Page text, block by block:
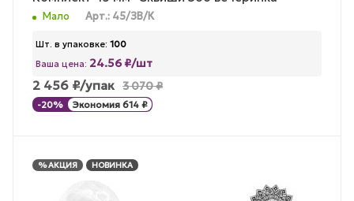
Мало Арт.: 45/ЗВ/К
Шт. в упаковке: 100
Ваша цена: 24.56 ₽/шт
2 456 ₽/упак 3 070₽
-20% Экономия 614 ₽
% АКЦИЯ НОВИНКА